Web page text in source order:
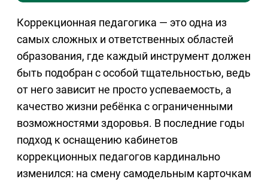
Коррекционная педагогика — это одна из
самых сложных и ответственных областей
образования, где каждый инструмент должен
быть подобран с особой тщательностью, ведь
от него зависит не просто успеваемость, а
качество жизни ребёнка с ограниченными
возможностями здоровья. В последние годы
подход к оснащению кабинетов
коррекционных педагогов кардинально
изменился: на смену самодельным карточкам